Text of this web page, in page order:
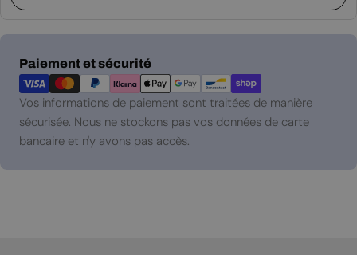
Paiement et sécurité
Modes
de
paiement
Vos informations de paiement sont traitées de manière
sécurisée. Nous ne stockons pas vos données de carte
bancaire et n'y avons pas accès.